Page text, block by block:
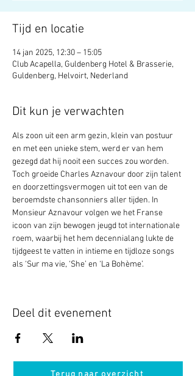
Tijd en locatie
14 jan 2025, 12:30 – 15:05
Club Acapella, Guldenberg Hotel & Brasserie,
Guldenberg, Helvoirt, Nederland
Dit kun je verwachten
Als zoon uit een arm gezin, klein van postuur
en met een unieke stem, werd er van hem
gezegd dat hij nooit een succes zou worden.
Toch groeide Charles Aznavour door zijn talent
en doorzettingsvermogen uit tot een van de
beroemdste chansonniers aller tijden. In
Monsieur Aznavour volgen we het Franse
icoon van zijn bewogen jeugd tot internationale
roem, waarbij het hem decennialang lukte de
tijdgeest te vatten in intieme en tijdloze songs
als ‘Sur ma vie, ‘She’ en ‘La Bohème’.
Deel dit evenement